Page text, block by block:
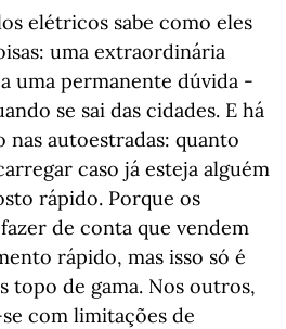
elétricos sabe como eles
uma extraordinária
uma permanente dúvida -
se sai das cidades. E há
nas autoestradas: quanto
caso já esteja alguém
rápido. Porque os
de conta que vendem
rápido, mas isso só é
topo de gama. Nos outros,
com limitações de